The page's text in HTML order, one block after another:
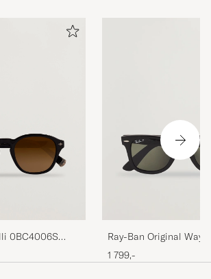
0BC4006S
Ray-Ban Original
Polarized Sunglasses
1 799,-